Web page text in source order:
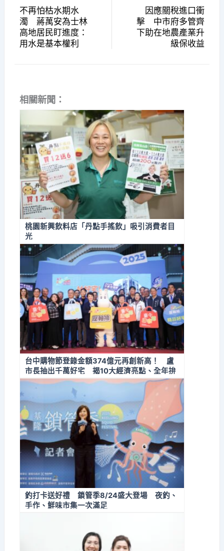
不再怕枯水期水
濁 蔣萬安為士林
高地居民盯進度：
用水是基本權利
因應關稅進口衝
擊 中市府多管齊
下助在地農產業升
級保收益
相關新聞：
桃園新興飲料店「丹點手搖飲」吸引消費者目
光
台中購物節登錄金額374億元再創新高！ 盧
市長抽出千萬好宅 揭10大經濟亮點、全年拚
經濟不停歇
釣打卡送好禮 鎖管季8/24盛大登場 夜釣、
手作、鮮味市集一次滿足